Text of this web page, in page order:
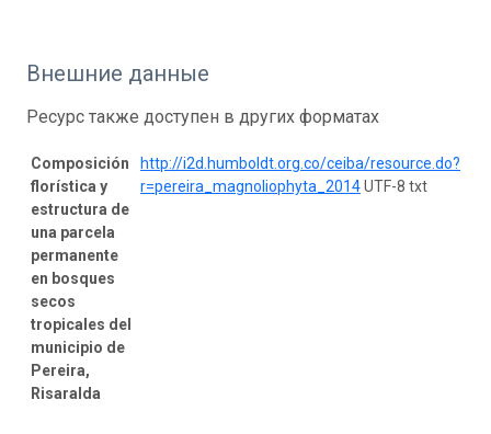
Внешние данные
Ресурс также доступен в других форматах
Composición
florística y
estructura de
una parcela
permanente
en bosques
secos
tropicales del
municipio de
Pereira,
Risaralda
http://i2d.humboldt.org.co/ceiba/resource.do?
r=pereira_magnoliophyta_2014UTF-8 txt